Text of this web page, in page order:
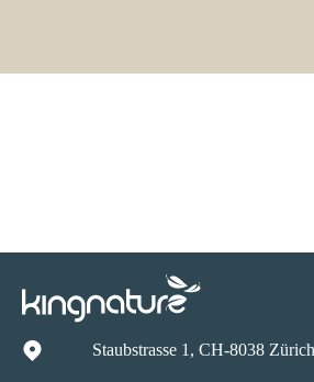
Staubstrasse 1, CH-8038 Zürich